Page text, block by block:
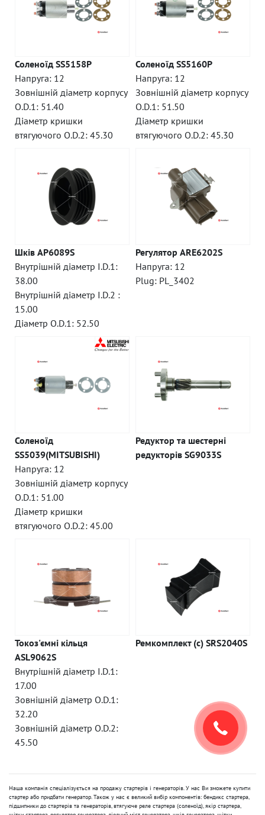
Соленоїд SS5158P
Напруга: 12
Зовнішній діаметр корпусу
O.D.1: 51.40
Діаметр кришки
втягуючого O.D.2: 45.30
Соленоїд SS5160P
Напруга: 12
Зовнішній діаметр корпусу
O.D.1: 51.50
Діаметр кришки
втягуючого O.D.2: 45.30
Шків AP6089S
Внутрішній діаметр I.D.1:
38.00
Внутрішній діаметр I.D.2 :
15.00
Діаметр O.D.1: 52.50
Регулятор ARE6202S
Напруга: 12
Plug: PL_3402
Соленоїд
SS5039(MITSUBISHI)
Напруга: 12
Зовнішній діаметр корпусу
O.D.1: 51.00
Діаметр кришки
втягуючого O.D.2: 45.00
Редуктор та шестерні
редукторів SG9033S
Токоз'ємні кільця
ASL9062S
Внутрішній діаметр I.D.1:
17.00
Зовнішній діаметр O.D.1:
32.20
Зовнішній діаметр O.D.2:
45.50
Ремкомплект (c) SRS2040S
Наша компанія спеціалізується на продажу стартерів і генераторів. У нас Ви зможете купити
стартер або придбати генератор. Також у нас є великий вибір компонентів: бендикс стартера,
підшипники до стартерів та генераторів, втягуюче реле стартера (соленоїд), якір стартера,